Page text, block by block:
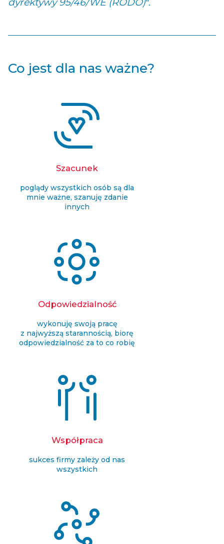
Co jest dla nas ważne?
Szacunek
poglądy wszystkich osób są dla
mnie ważne, szanuję zdanie
innych
Odpowiedzialność
wykonuję swoją pracę
z najwyższą starannością, biorę
odpowiedzialność za to co robię
Współpraca
sukces firmy zależy od nas
wszystkich